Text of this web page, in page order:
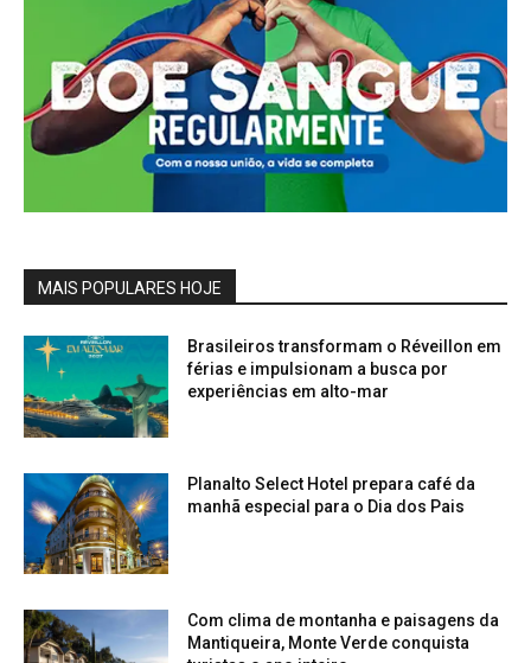
MAIS POPULARES HOJE
Brasileiros transformam o Réveillon em
férias e impulsionam a busca por
experiências em alto-mar
Planalto Select Hotel prepara café da
manhã especial para o Dia dos Pais
Com clima de montanha e paisagens da
Mantiqueira, Monte Verde conquista